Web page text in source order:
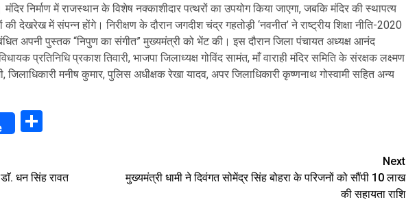
मंदिर निर्माण में राजस्थान के विशेष नक्काशीदार पत्थरों का उपयोग किया जाएगा, जबकि मंदिर की स्थापत्य
देखरेख में संपन्न होंगे। निरीक्षण के दौरान जगदीश चंद्र गहतोड़ी ‘नवनीत’ ने राष्ट्रीय शिक्षा नीति-2020
अपनी पुस्तक “निपुण का संगीत” मुख्यमंत्री को भेंट की। इस दौरान जिला पंचायत अध्यक्ष आनंद
प्रतिनिधि प्रकाश तिवारी, भाजपा जिलाध्यक्ष गोविंद सामंत, माँ वाराही मंदिर समिति के संरक्षक लक्ष्मण
जिलाधिकारी मनीष कुमार, पुलिस अधीक्षक रेखा यादव, अपर जिलाधिकारी कृष्णनाथ गोस्वामी सहित अन्य
डाॅ. धन सिंह रावत
Next
मुख्यमंत्री धामी ने दिवंगत सोमेंद्र सिंह बोहरा के परिजनों को सौंपी 10 लाख
की सहायता राशि